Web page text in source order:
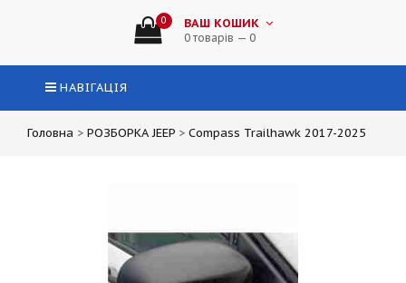
0 ВАШ КОШИК
0 товарів — 0
НАВІГАЦІЯ
Головна > РОЗБОРКА JEEP > Compass Trailhawk 2017-2025